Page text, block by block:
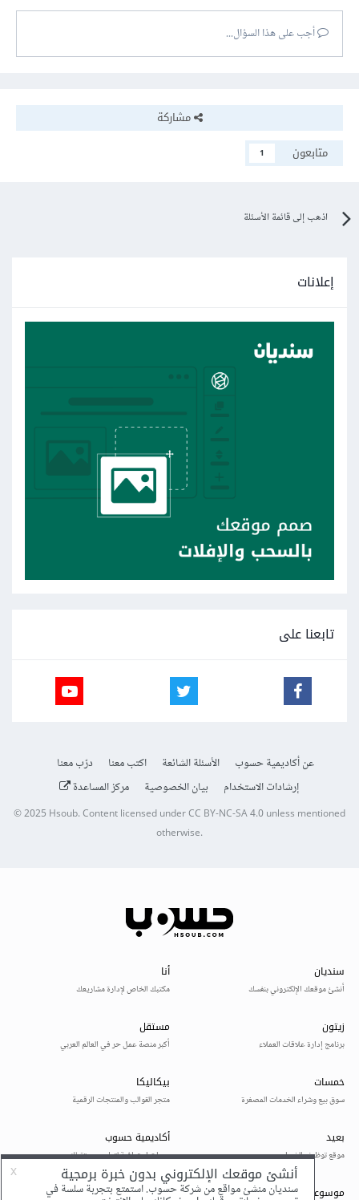
أجب على هذا السؤال...
مشاركة
متابعون
1
اذهب إلى قائمة الأسئلة
إعلانات
تابعنا على
عن أكاديمية حسوب الأسئلة الشائعة اكتب معنا
درّب معنا
إرشادات الاستخدام
بيان الخصوصية مركز المساعدة
© 2025Hsoub.Content licensed underCC BY-NC-SA 4.0unless mentioned
otherwise.